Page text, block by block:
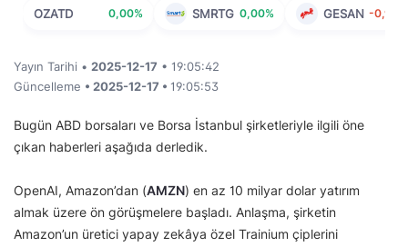
OZATD 0,00% SMRTG 0,00% GESAN -0,91%
Yayın Tarihi • 2025-12-17 • 19:05:42
Güncelleme • 2025-12-17 • 19:05:53
Bugün ABD borsaları ve Borsa İstanbul şirketleriyle ilgili öne
çıkan haberleri aşağıda derledik.
OpenAI, Amazon’dan (AMZN) en az 10 milyar dolar yatırım
almak üzere ön görüşmelere başladı. Anlaşma, şirketin
Amazon’un üretici yapay zekâya özel Trainium çiplerini